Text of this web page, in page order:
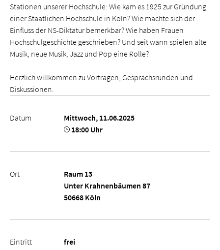
Stationen unserer Hochschule: Wie kam es 1925 zur Gründung
einer Staatlichen Hochschule in Köln? Wie machte sich der
Einfluss der NS-Diktatur bemerkbar? Wie haben Frauen
Hochschulgeschichte geschrieben? Und seit wann spielen alte
Musik, neue Musik, Jazz und Pop eine Rolle?
Herzlich willkommen zu Vorträgen, Gesprächsrunden und
Diskussionen.
Datum
Mittwoch, 11.06.2025
18:00 Uhr
Ort
Raum 13
Unter Krahnenbäumen 87
50668 Köln
Eintritt frei